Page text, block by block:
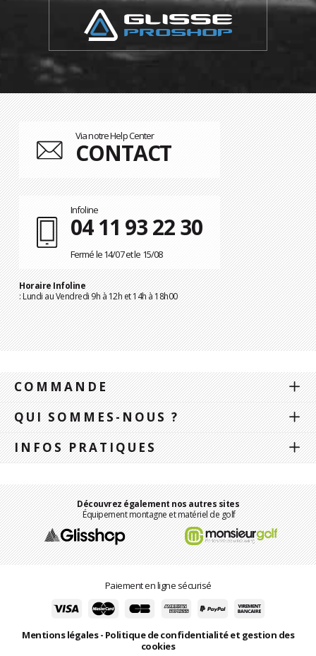
Via notre Help Center
CONTACT
Infoline
04 11 93 22 30
Fermé le 14/07 et le 15/08
Horaire Infoline
: Lundi au Vendredi 9h à 12h et 14h à 18h00
COMMANDE
QUI SOMMES-NOUS ?
INFOS PRATIQUES
Découvrez également nos autres sites
Équipement montagne et matériel de golf
Paiement en ligne sécurisé
Mentions légales- Politique de confidentialité et gestion des
cookies